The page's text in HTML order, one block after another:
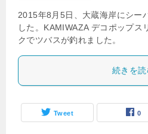
2015年8月5日、大蔵海岸にシー
した。KAMIWAZA デコポップス
クでツバスが釣れました。
続きを
Tweet 0